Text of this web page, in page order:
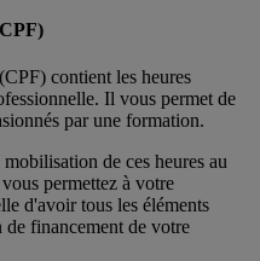
contient les heures
Il vous permet de
par une formation.
de ces heures au
permettez à votre
d'avoir tous les éléments
de financement de votre